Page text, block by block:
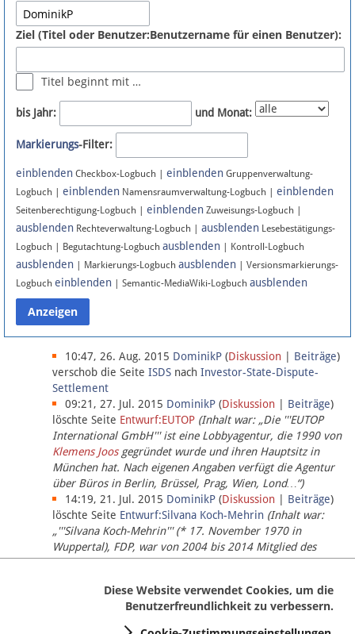
Fehler melden
Newsletter
Bluesky
Facebook
Instagram
Anmelden
Datenschutz
Über Lobbypedia
Impressum
Ziel (Titel oder Benutzer:Benutzername für einen Benutzer):
Titel beginnt mit …
bis Jahr: und Monat:
Markierungs-Filter:
einblenden Checkbox-Logbuch | einblenden Gruppenverwaltung-
Logbuch | einblenden Namensraumverwaltung-Logbuch | einblenden
Seitenberechtigung-Logbuch | einblenden Zuweisungs-Logbuch |
ausblenden Rechteverwaltung-Logbuch | ausblenden Lesebestätigungs-
Logbuch | Begutachtung-Logbuch ausblenden | Kontroll-Logbuch
ausblenden | Markierungs-Logbuch ausblenden | Versionsmarkierungs-
Logbuch einblenden | Semantic-MediaWiki-Logbuch ausblenden
10:47, 26. Aug. 2015 DominikP (Diskussion Beiträge)
verschob die Seite ISDS nach Investor-State-Dispute-
Settlement
09:21, 27. Jul. 2015 DominikP (Diskussion Beiträge)
löschte Seite Entwurf:EUTOP (Inhalt war: „Die '''EUTOP
International GmbH''' ist eine Lobbyagentur, die 1990 von
Klemens Joosgegründet wurde und ihren Hauptsitz in
München hat. Nach eigenen Angaben verfügt die Agentur
über Büros in Berlin, Brüssel, Prag, Wien, Lond…“)
14:19, 21. Jul. 2015 DominikP (Diskussion Beiträge)
löschte Seite Entwurf:Silvana Koch-Mehrin (Inhalt war:
„'''Silvana Koch-Mehrin''' (* 17. November 1970 in
Wuppertal), FDP, war von 2004 bis 2014 Mitglied des
Europäischen Parlaments, seit November 2014 ist sie für
Diese Website verwendet Cookies, um die
Benutzerfreundlichkeit zu verbessern.